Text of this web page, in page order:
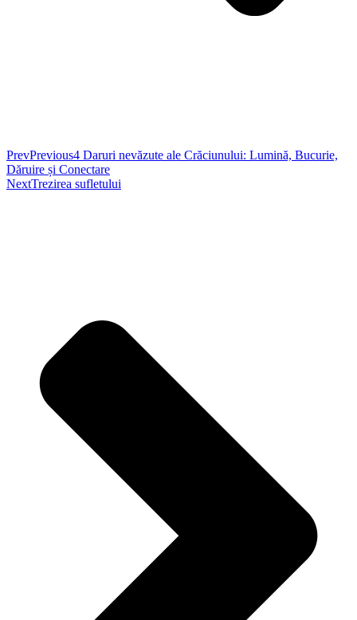
PrevPrevious4 Daruri nevăzute ale Crăciunului: Lumină, Bucurie,
Dăruire și Conectare
NextTrezirea sufletului